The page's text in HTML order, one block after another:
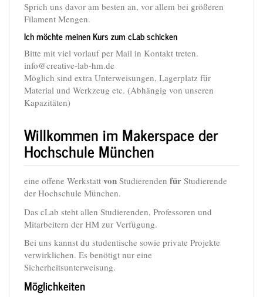
Sprich uns davor am besten an, vor allem bei größeren
Filament Mengen.
Ich möchte meinen Kurs zum cLab schicken
Bitte mit viel vorlauf per Mail in Kontakt treten.
info@creative-lab-hm.de
Möglich sind extra Unterweisungen, Lagerplatz für
Material und Werkzeug etc. (Abhängig von unseren
Kapazitäten)
Willkommen im Makerspace der
Hochschule München
eine offene Werkstatt von Studierenden für Studierende
der Hochschule München.
Das cLab steht allen Studierenden, Professoren und
Mitarbeitern der HM zur Verfügung.
Bei uns kannst du studentische sowie private Projekte
verwirklichen. Es benötigt nur eine
Sicherheitsunterweisung.
Möglichkeiten